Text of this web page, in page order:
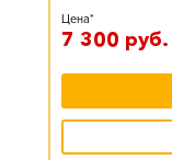
Цена*
7 300 руб.